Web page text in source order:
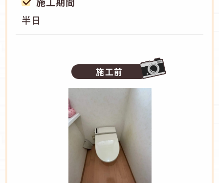
半日
施工前